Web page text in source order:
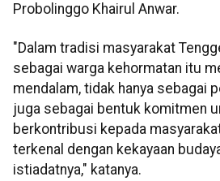
Probolinggo Khairul Anwar.
"Dalam tradisi masyarakat
sebagai warga kehormatan itu
mendalam, tidak hanya sebagai
juga sebagai bentuk komitmen
berkontribusi kepada
terkenal dengan kekayaan
istiadatnya," katanya.